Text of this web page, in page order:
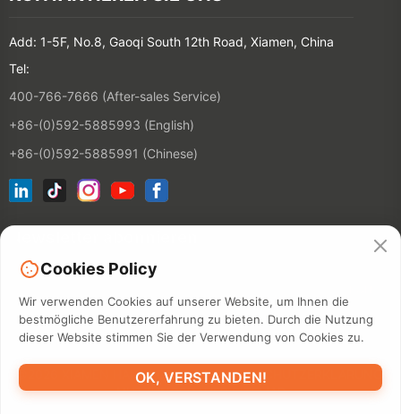
Add: 1-5F, No.8, Gaoqi South 12th Road, Xiamen, China
Tel:
400-766-7666 (After-sales Service)
+86-(0)592-5885993 (English)
+86-(0)592-5885991 (Chinese)
©2026 XIAMEN HANIN CO., LTD.DATENSCHUTZERKLÄRUNG
NUTZUNGSDAUER SITEMAP
Cookies Policy
Wir verwenden Cookies auf unserer Website, um Ihnen die
bestmögliche Benutzererfahrung zu bieten. Durch die Nutzung
dieser Website stimmen Sie der Verwendung von Cookies zu.
OK, VERSTANDEN!